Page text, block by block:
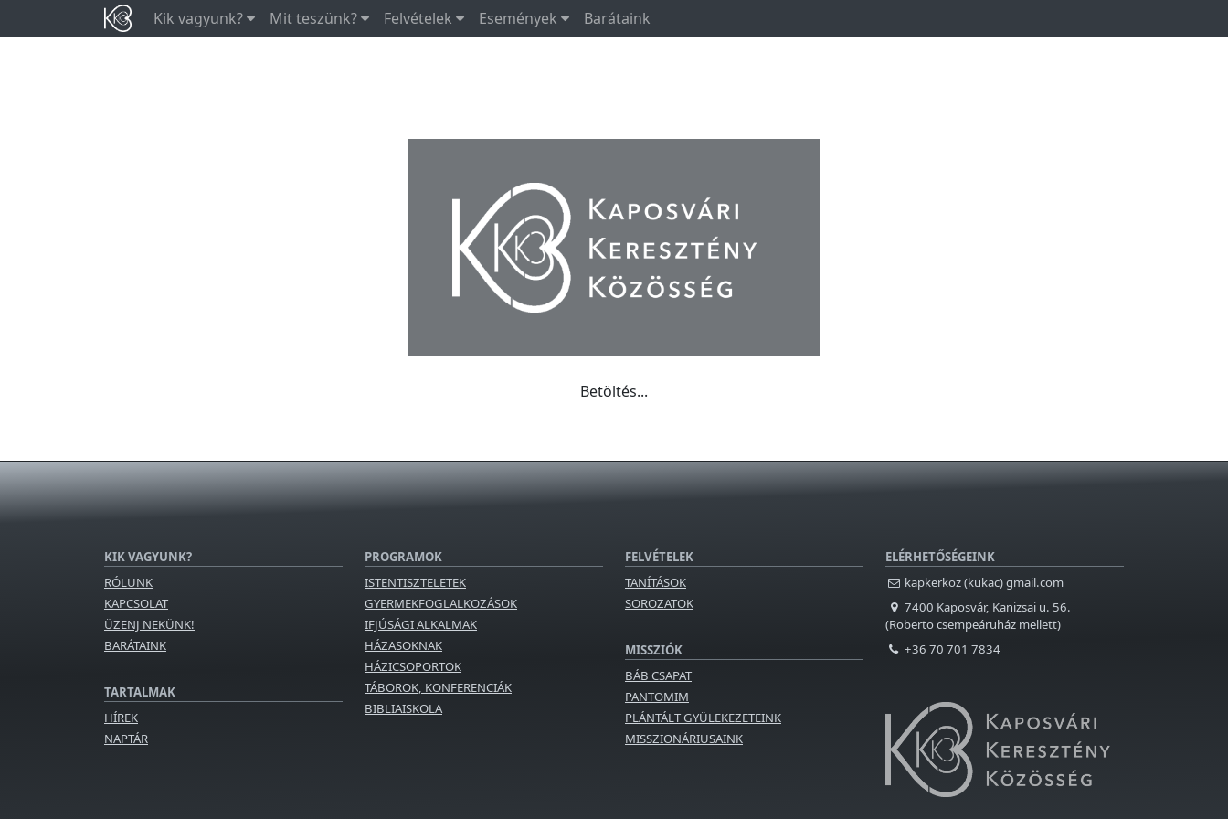
Kik vagyunk? Mit teszünk? Felvételek Események Barátaink
Betöltés...
KIK VAGYUNK?
RÓLUNK
KAPCSOLAT
ÜZENJ NEKÜNK!
BARÁTAINK
TARTALMAK
HÍREK
NAPTÁR
PROGRAMOK
ISTENTISZTELETEK
GYERMEKFOGLALKOZÁSOK
IFJÚSÁGI ALKALMAK
HÁZASOKNAK
HÁZICSOPORTOK
TÁBOROK, KONFERENCIÁK
BIBLIAISKOLA
FELVÉTELEK
TANÍTÁSOK
SOROZATOK
MISSZIÓK
BÁB CSAPAT
PANTOMIM
PLÁNTÁLT GYÜLEKEZETEINK
MISSZIONÁRIUSAINK
ELÉRHETŐSÉGEINK
kapkerkoz (kukac) gmail.com
7400 Kaposvár, Kanizsai u. 56.
(Roberto csempeáruház mellett)
+36 70 701 7834